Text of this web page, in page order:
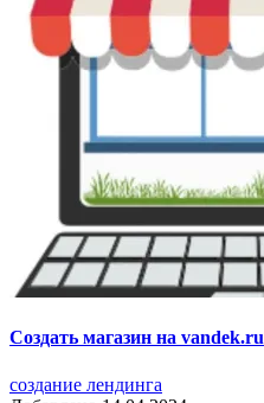
Создать магазин на vandek.ru
создание лендинга